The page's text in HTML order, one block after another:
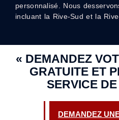
personnalisé. Nous
incluant la Rive-Sud et la
« DEMANDEZ
GRATUITE ET
SERVICE
DEMANDEZ